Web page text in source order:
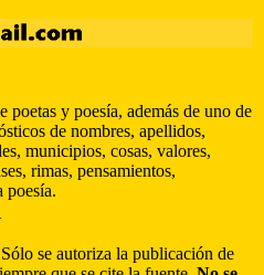
poetas y poesía, además de uno de
de nombres, apellidos,
municipios, cosas, valores,
rimas, pensamientos,
poesía.
se autoriza la publicación de